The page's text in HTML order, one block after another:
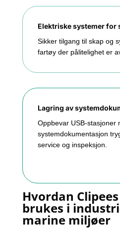
Elektriske systemer for
Sikker tilgang til skap og
fartøy der pålitelighet er
Lagring av
Oppbevar USB-stasjoner
systemdokumentasjon
service og inspeksjon.
Hvordan
brukes i
marine miljøer